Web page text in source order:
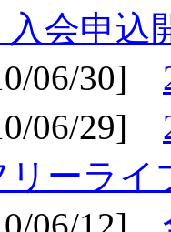
入会申込
06/30]
06/29]
リーライ